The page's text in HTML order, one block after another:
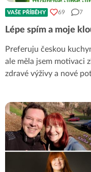
VAŠE PŘÍBĚHY 69 7
Lépe spím a moje
Preferuju českou
ale měla jsem motivaci
zdravé výživy a nové